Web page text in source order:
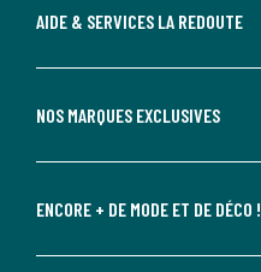
AIDE & SERVICES LA REDOUTE
NOS MARQUES EXCLUSIVES
ENCORE + DE MODE ET DE DÉCO !